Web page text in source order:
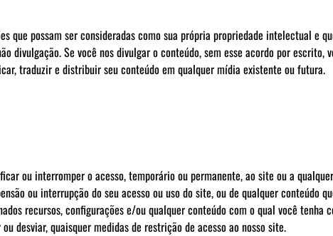
que possam ser consideradas como sua própria propriedade intelectual e
Se você nos divulgar o conteúdo, sem esse acordo por escrito,
traduzir e distribuir seu conteúdo em qualquer mídia existente ou futura.
ou interromper o acesso, temporário ou permanente, ao site ou a
ou interrupção do seu acesso ou uso do site, ou de qualquer conteúdo
recursos, configurações e/ou qualquer conteúdo com o qual você
desviar, quaisquer medidas de restrição de acesso ao nosso site.